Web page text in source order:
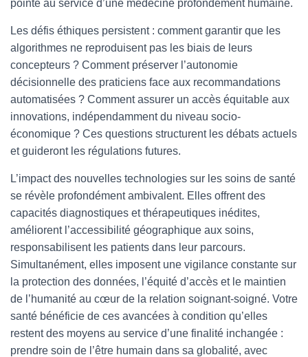
pointe au service d’une médecine profondément humaine.
Les défis éthiques persistent : comment garantir que les
algorithmes ne reproduisent pas les biais de leurs
concepteurs ? Comment préserver l’autonomie
décisionnelle des praticiens face aux recommandations
automatisées ? Comment assurer un accès équitable aux
innovations, indépendamment du niveau socio-
économique ? Ces questions structurent les débats actuels
et guideront les régulations futures.
L’impact des nouvelles technologies sur les soins de santé
se révèle profondément ambivalent. Elles offrent des
capacités diagnostiques et thérapeutiques inédites,
améliorent l’accessibilité géographique aux soins,
responsabilisent les patients dans leur parcours.
Simultanément, elles imposent une vigilance constante sur
la protection des données, l’équité d’accès et le maintien
de l’humanité au cœur de la relation soignant-soigné. Votre
santé bénéficie de ces avancées à condition qu’elles
restent des moyens au service d’une finalité inchangée :
prendre soin de l’être humain dans sa globalité, avec